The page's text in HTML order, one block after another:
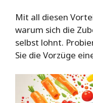
Mit all diesen
warum sich die
selbst lohnt.
Sie die Vorzüge